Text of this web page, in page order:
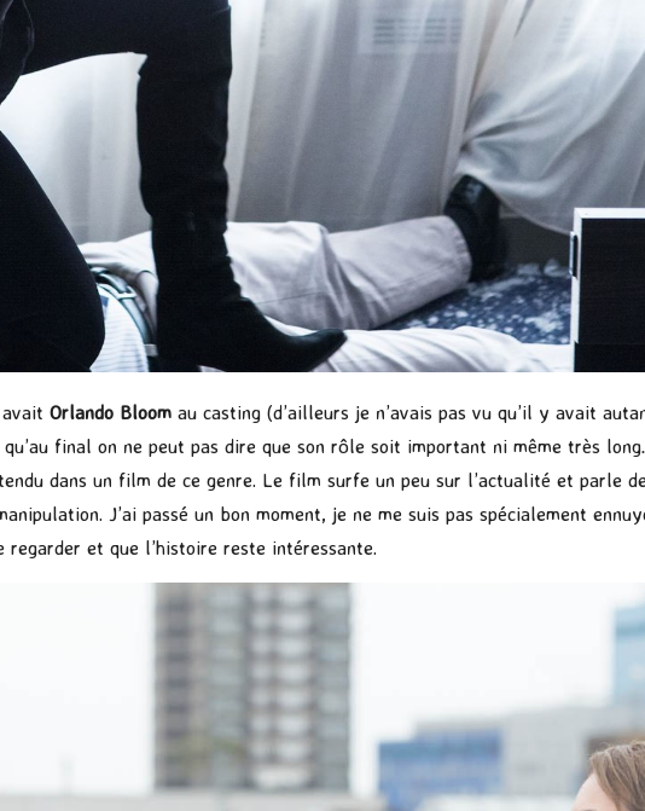
Orlando Bloom au casting (d’ailleurs je n’avais pas vu qu’il y avait
final on ne peut pas dire que son rôle soit important ni même très
dans un film de ce genre. Le film surfe un peu sur l’actualité et parle
J’ai passé un bon moment, je ne me suis pas spécialement
regarder et que l’histoire reste intéressante.